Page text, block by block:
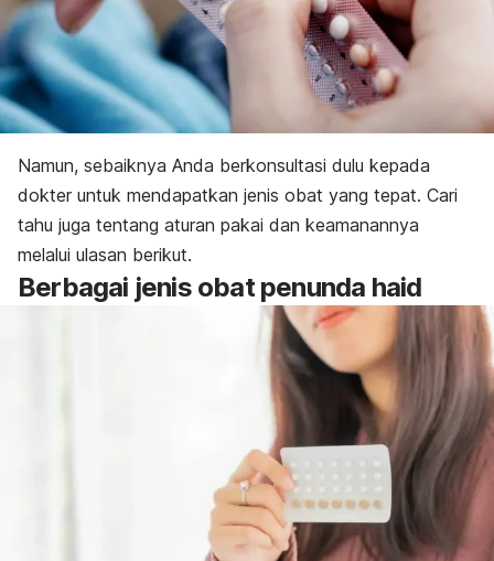
Namun, sebaiknya Anda berkonsultasi dulu kepada
dokter untuk mendapatkan jenis obat yang tepat. Cari
tahu juga tentang aturan pakai dan keamanannya
melalui ulasan berikut.
Berbagai jenis obat penunda haid